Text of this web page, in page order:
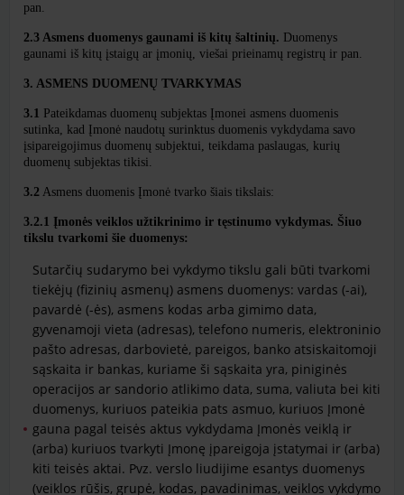
pan.
2.3 Asmens duomenys gaunami iš kitų šaltinių. Duomenys
gaunami iš kitų įstaigų ar įmonių, viešai prieinamų registrų ir pan.
3. ASMENS DUOMENŲ TVARKYMAS
3.1 Pateikdamas duomenų subjektas Įmonei asmens duomenis
sutinka, kad Įmonė naudotų surinktus duomenis vykdydama savo
įsipareigojimus duomenų subjektui, teikdama paslaugas, kurių
duomenų subjektas tikisi.
3.2 Asmens duomenis Įmonė tvarko šiais tikslais:
3.2.1 Įmonės veiklos užtikrinimo ir tęstinumo vykdymas. Šiuo
tikslu tvarkomi šie duomenys:
Sutarčių sudarymo bei vykdymo tikslu gali būti tvarkomi
tiekėjų (fizinių asmenų) asmens duomenys: vardas (-ai),
pavardė (-ės), asmens kodas arba gimimo data,
gyvenamoji vieta (adresas), telefono numeris, elektroninio
pašto adresas, darbovietė, pareigos, banko atsiskaitomoji
sąskaita ir bankas, kuriame ši sąskaita yra, piniginės
operacijos ar sandorio atlikimo data, suma, valiuta bei kiti
duomenys, kuriuos pateikia pats asmuo, kuriuos Įmonė
gauna pagal teisės aktus vykdydama Įmonės veiklą ir
(arba) kuriuos tvarkyti Įmonę įpareigoja įstatymai ir (arba)
kiti teisės aktai. Pvz. verslo liudijime esantys duomenys
(veiklos rūšis, grupė, kodas, pavadinimas, veiklos vykdymo